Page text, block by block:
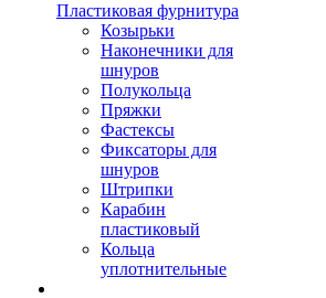
Пластиковая фурнитура
Козырьки
Наконечники для
шнуров
Полукольца
Пряжки
Фастексы
Фиксаторы для
шнуров
Штрипки
Карабин
пластиковый
Кольца
уплотнительные